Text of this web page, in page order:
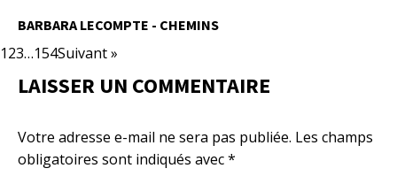
BARBARA LECOMPTE - CHEMINS
123…154Suivant »
LAISSER UN COMMENTAIRE
Votre adresse e-mail ne sera pas publiée. Les champs
obligatoires sont indiqués avec*